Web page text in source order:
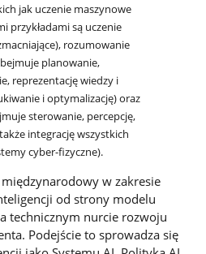
jak uczenie maszynowe
przykładami są uczenie
rozumowanie
planowanie,
reprezentację wiedzy i
i optymalizację) oraz
sterowanie, percepcję,
integrację wszystkich
cyber-fizyczne).
w zakresie
od strony modelu
technicznym nurcie rozwoju
Podejście to sprowadza się